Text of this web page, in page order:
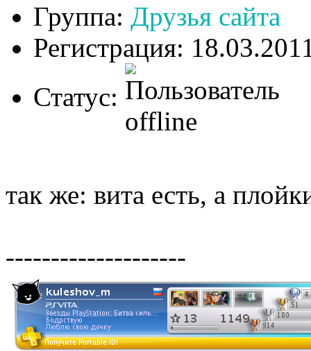
Группа: Друзья сайта
Регистрация:
Статус:
так же: вита есть, а
--------------------